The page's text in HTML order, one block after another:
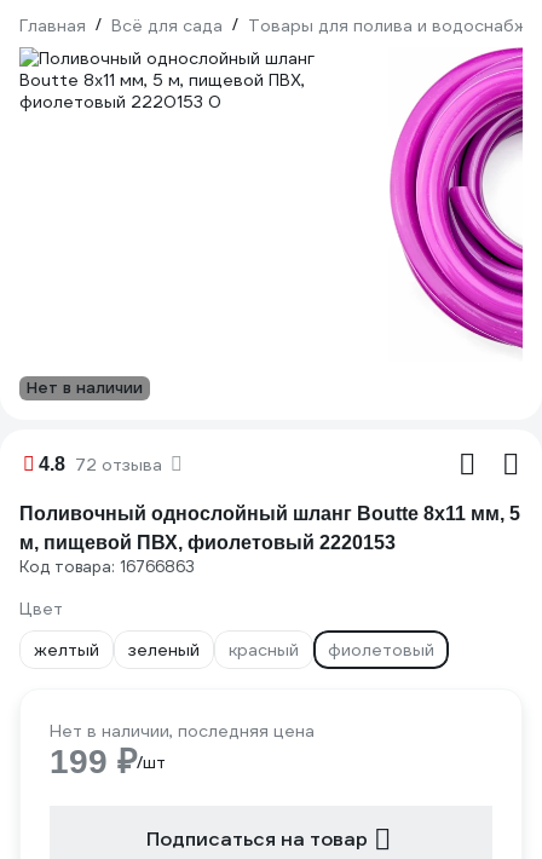
Главная / Всё для сада / Товары для полива и
Нет в наличии
4.8 72 отзыва
Поливочный однослойный шланг Boutte 8x11 мм, 5
м, пищевой ПВХ, фиолетовый 2220153
Код товара: 16766863
Цвет
желтый
зеленый красный фиолетовый
Нет в наличии, последняя цена
199 ₽/шт
Подписаться на товар